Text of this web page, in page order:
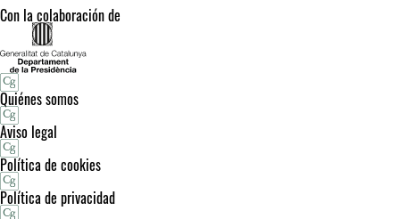
Con la colaboración de
Quiénes somos
Aviso legal
Política de cookies
Política de privacidad